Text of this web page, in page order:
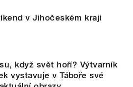
v Jihočeském kraji
když svět hoří? Výtvarník
vystavuje v Táboře své